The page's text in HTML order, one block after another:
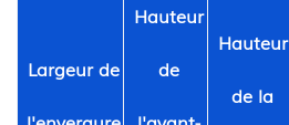
Largeur de
Hauteur
de
Hauteur
de la